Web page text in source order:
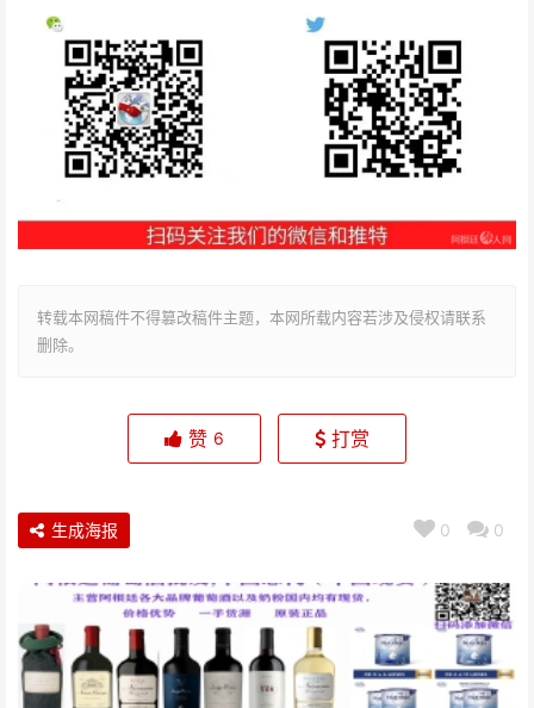
转载本网稿件不得篡改稿件主题，本网所载内容若涉及侵权请联系
删除。
赞 6 打赏
0 0
生成海报